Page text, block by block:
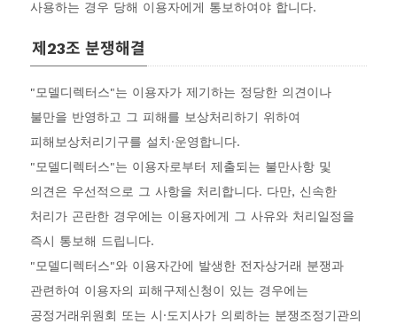
사용하는 경우 당해 이용자에게 통보하여야 합니다.
제23조 분쟁해결
"모델디렉터스"는 이용자가 제기하는 정당한 의견이나
불만을 반영하고 그 피해를 보상처리하기 위하여
피해보상처리기구를 설치·운영합니다.
"모델디렉터스"는 이용자로부터 제출되는 불만사항 및
의견은 우선적으로 그 사항을 처리합니다. 다만, 신속한
처리가 곤란한 경우에는 이용자에게 그 사유와 처리일정을
즉시 통보해 드립니다.
"모델디렉터스"와 이용자간에 발생한 전자상거래 분쟁과
관련하여 이용자의 피해구제신청이 있는 경우에는
공정거래위원회 또는 시·도지사가 의뢰하는 분쟁조정기관의